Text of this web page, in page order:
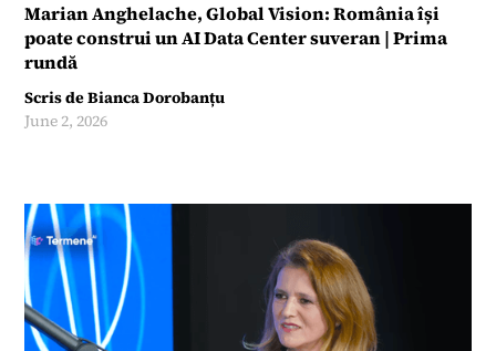
Marian Anghelache, Global Vision: România își
poate construi un AI Data Center suveran | Prima
rundă
Scris deBianca Dorobanțu
June 2, 2026